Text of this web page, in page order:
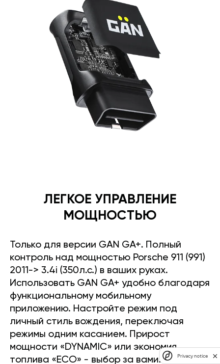
ЛЕГКОЕ УПРАВЛЕНИЕ
МОЩНОСТЬЮ
Только для версии GAN GA+. Полный
контроль над мощностью Porsche 911 (991)
2011-> 3.4i (350л.с.) в ваших руках.
Использовать GAN GA+ удобно благодаря
функциональному мобильному
приложению. Настройте режим под
личный стиль вождения, переключая
режимы одним касанием. Прирост
мощности «DYNAMIC» или экономия
топлива «ECO» - выбор за вами.
Privacy notice